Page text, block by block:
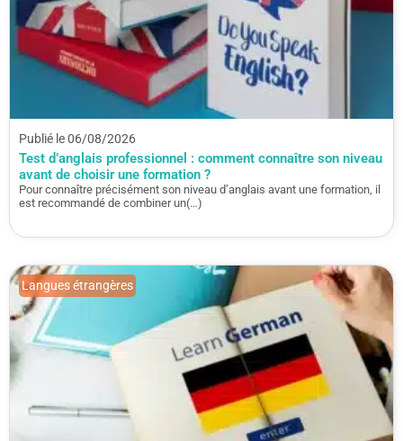
Publié le 06/08/2026
Test d’anglais professionnel : comment connaître son niveau
avant de choisir une formation ?
Pour connaître précisément son niveau d’anglais avant une formation, il
est recommandé de combiner un(…)
Langues étrangères